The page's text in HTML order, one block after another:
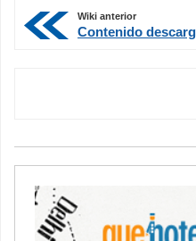
Wiki anterior
Contenido